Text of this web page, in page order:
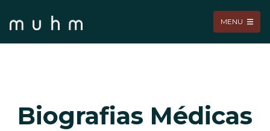
MENU
Biografias Médicas